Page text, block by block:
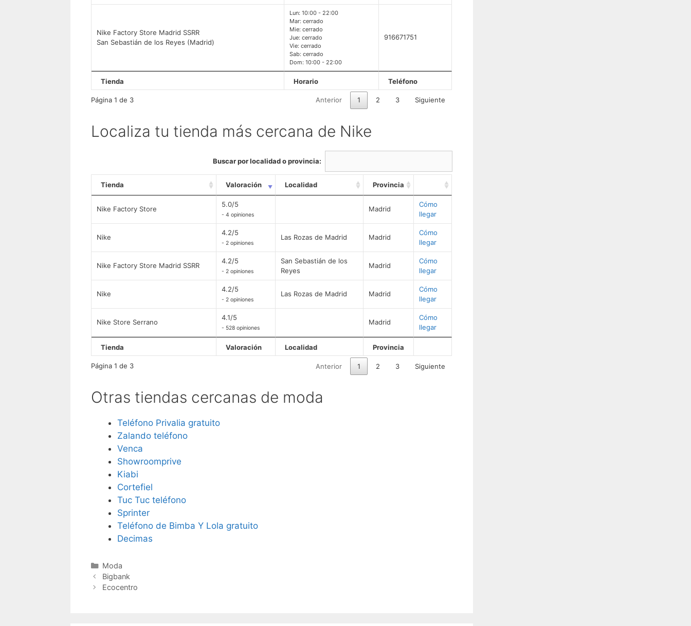
Nike Factory Store Madrid SSRR
San Sebastián de los Reyes (Madrid)
Lun: 10:00 - 22:00
Mar: cerrado
Mie: cerrado
Jue: cerrado
Vie: cerrado
Sab: cerrado
Dom: 10:00 - 22:00
916671751
Tienda Horario Teléfono
Página 1 de 3 Anterior 1 2 3 Siguiente
Localiza tu tienda más cercana de Nike
Buscar por localidad o provincia:
Tienda Valoración Localidad Provincia
Nike Factory Store
5.0/5
- 4 opiniones
Madrid
Cómo
llegar
Nike
4.2/5
- 2 opiniones
Las Rozas de Madrid Madrid
Cómo
llegar
Nike Factory Store Madrid SSRR
4.2/5
- 2 opiniones
San Sebastián de los
Reyes
Madrid
Cómo
llegar
Nike
4.2/5
- 2 opiniones
Las Rozas de Madrid Madrid
Cómo
llegar
Nike Store Serrano
4.1/5
- 528 opiniones
Madrid
Cómo
llegar
Tienda Valoración Localidad Provincia
Página 1 de 3 Anterior 1 2 3 Siguiente
Otras tiendas cercanas de moda
Teléfono Privalia gratuito
Zalando teléfono
Venca
Showroomprive
Kiabi
Cortefiel
Tuc Tuc teléfono
Sprinter
Teléfono de Bimba Y Lola gratuito
Decimas
Categorías
Moda
Navegación
de
Bigbank
Ecocentro